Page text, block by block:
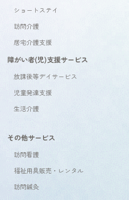
ショートステイ
訪問介護
居宅介護支援
障がい者(児)支援サービス
放課後等デイサービス
児童発達支援
生活介護
その他サービス
訪問看護
福祉用具販売・レンタル
訪問鍼灸